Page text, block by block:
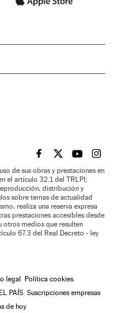
EL PAÍS BRASIL EN
EL PAÍSEL PAÍS
EL
de sus obras y prestaciones en
el artículo 32.1 del TRLPI;
distribución y
sobre temas de actualidad
realiza una reserva expresa
prestaciones accesibles desde
otros medios que resulten
67.3 del Real Decreto - ley
legal
Política cookies
PAÍS Suscripciones empresas
de hoy